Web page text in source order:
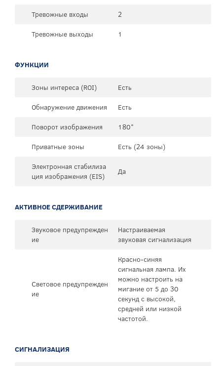
Тревожные входы
2
Тревожные выходы
1
ФУНКЦИИ
Зоны интереса (ROI)
Есть
Обнаружение движения
Есть
Поворот изображения
180°
Приватные зоны
Есть (24 зоны)
Электронная стабилиза
ция изображения (EIS)
Да
АКТИВНОЕ СДЕРЖИВАНИЕ
Звуковое предупрежден
ие
Настраиваемая
звуковая сигнализация
Световое предупрежден
ие
Красно-синяя
сигнальная лампа. Их
можно настроить на
мигание от 5 до 30
секунд с высокой,
средней или низкой
частотой.
СИГНАЛИЗАЦИЯ